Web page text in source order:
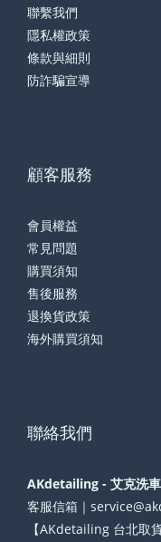
聯繫我們
隱私權政策
條款與細則
防詐騙宣導
顧客服務
會員權益
常見問題
購買須知
售後服務
退換貨政策
海外購買須知
聯絡我們
AKdetailing - 艾克洗車
客服信箱｜
【AKdetailing 台北取